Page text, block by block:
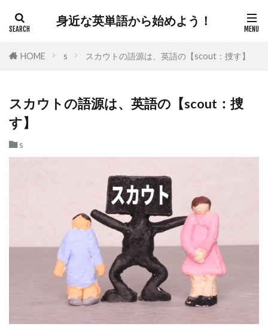
身近な英単語から始めよう！
HOME s スカウトの語源は、英語の【scout：捜す】
スカウトの語源は、英語の【scout：捜
す】
s